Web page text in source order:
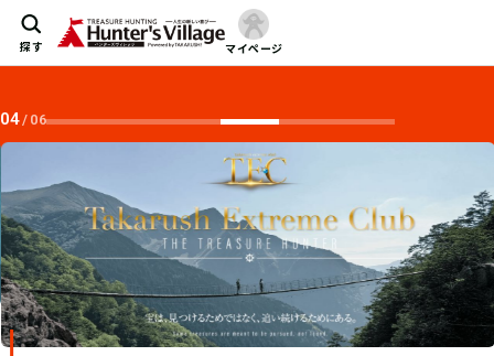
探す マイページ
04/ 06